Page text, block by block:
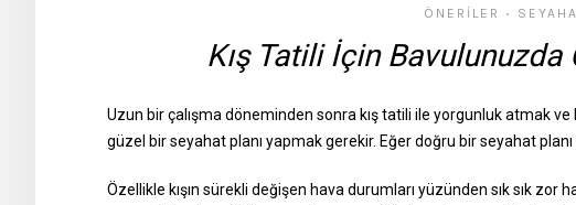
ÖNERILER •
Kış Tatili İçin Bavulunuzda
Uzun bir çalışma döneminden sonra kış tatili ile yorgunluk atmak
güzel bir seyahat planı yapmak gerekir. Eğer doğru bir seyahat
Özellikle kışın sürekli değişen hava durumları yüzünden sık sık zor